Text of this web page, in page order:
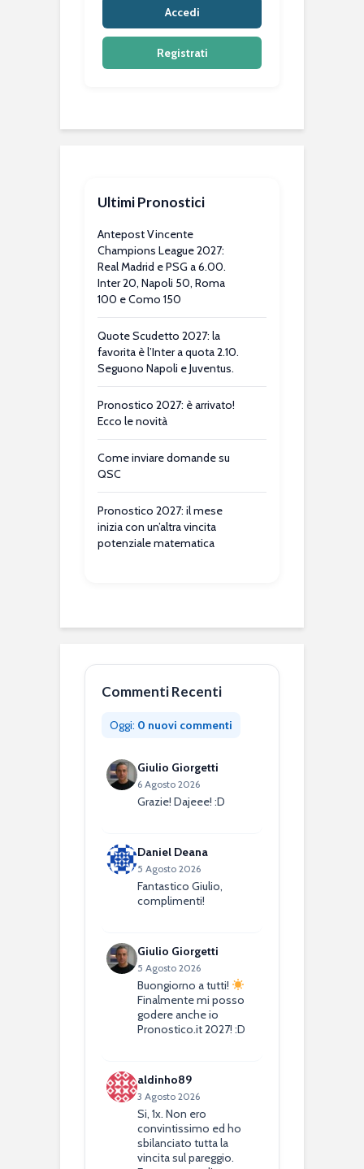
Accedi
Registrati
Ultimi Pronostici
Antepost Vincente
Champions League 2027:
Real Madrid e PSG a 6.00.
Inter 20, Napoli 50, Roma
100 e Como 150
Quote Scudetto 2027: la
favorita è l’Inter a quota 2.10.
Seguono Napoli e Juventus.
Pronostico 2027: è arrivato!
Ecco le novità
Come inviare domande su
QSC
Pronostico 2027: il mese
inizia con un’altra vincita
potenziale matematica
Commenti Recenti
Oggi: 0 nuovi commenti
Giulio Giorgetti
6 Agosto 2026
Grazie! Dajeee! :D
Daniel Deana
5 Agosto 2026
Fantastico Giulio,
complimenti!
Giulio Giorgetti
5 Agosto 2026
Buongiorno a tutti!
Finalmente mi posso
godere anche io
Pronostico.it 2027! :D
aldinho89
3 Agosto 2026
Si, 1x. Non ero
convintissimo ed ho
sbilanciato tutta la
vincita sul pareggio.